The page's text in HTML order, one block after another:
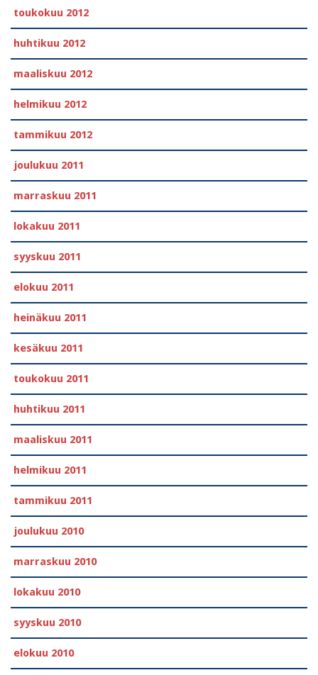
toukokuu 2012
huhtikuu 2012
maaliskuu 2012
helmikuu 2012
tammikuu 2012
joulukuu 2011
marraskuu 2011
lokakuu 2011
syyskuu 2011
elokuu 2011
heinäkuu 2011
kesäkuu 2011
toukokuu 2011
huhtikuu 2011
maaliskuu 2011
helmikuu 2011
tammikuu 2011
joulukuu 2010
marraskuu 2010
lokakuu 2010
syyskuu 2010
elokuu 2010